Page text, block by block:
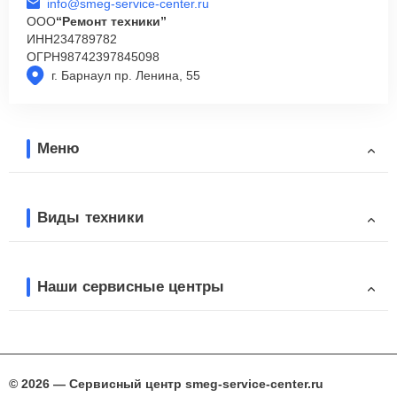
г. Барнаул пр. Ленина, 55
info@smeg-service-center.ru
ООО“Ремонт техники”
ИНН234789782
ОГРН98742397845098
Меню
Виды техники
Наши сервисные центры
© 2026 — Сервисный центр smeg-service-center.ru